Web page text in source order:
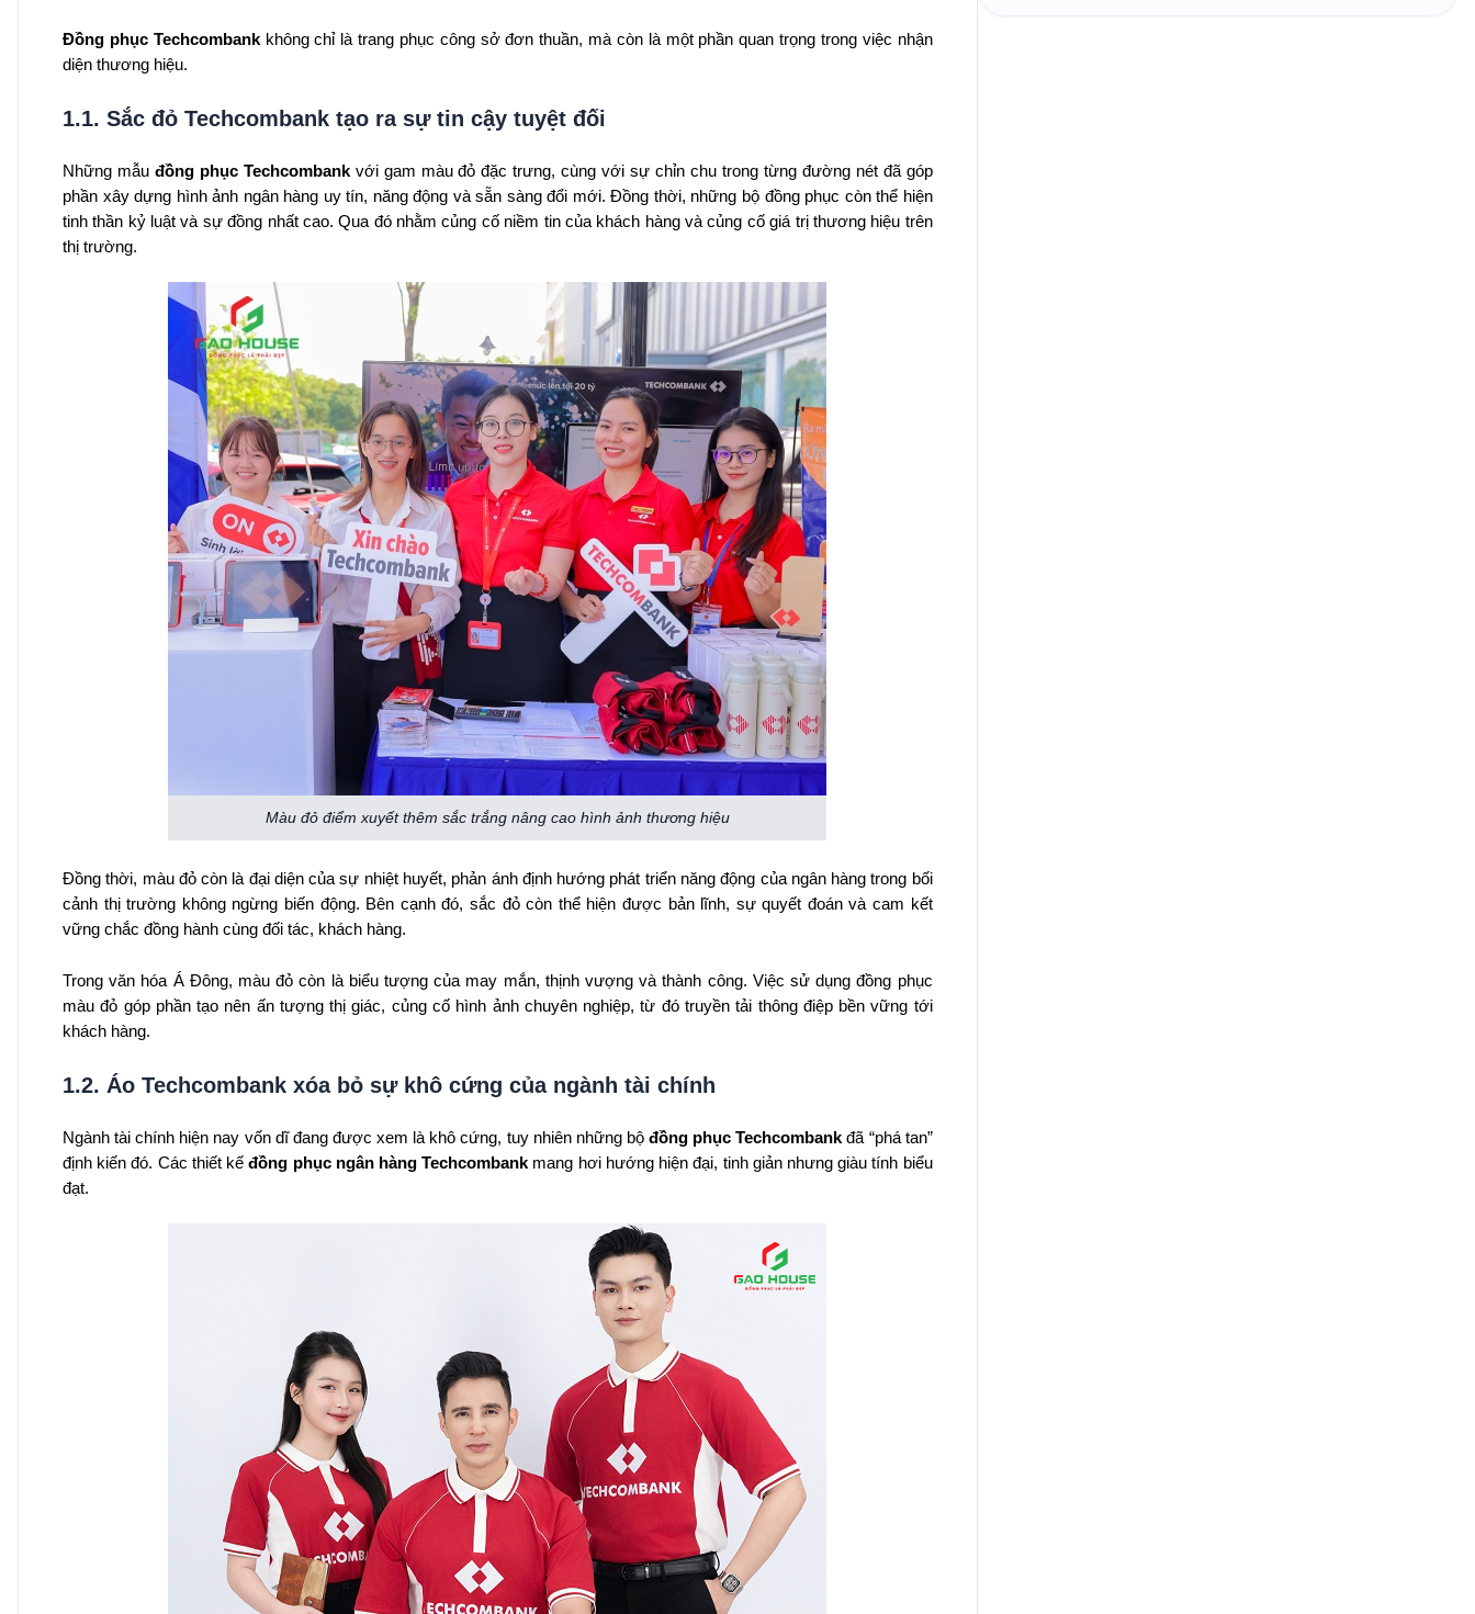
Đồng phục Techcombankkhông chỉ là trang phục công sở đơn thuần, mà còn là một phần quan trọng trong việc nhận
diện thương hiệu.
1.1. Sắc đỏ Techcombank tạo ra sự tin cậy tuyệt đối
Những mẫu đồng phục Techcombankvới gam màu đỏ đặc trưng, cùng với sự chỉn chu trong từng đường nét đã góp
phần xây dựng hình ảnh ngân hàng uy tín, năng động và sẵn sàng đổi mới. Đồng thời, những bộ đồng phục còn thể hiện
tinh thần kỷ luật và sự đồng nhất cao. Qua đó nhằm củng cố niềm tin của khách hàng và củng cố giá trị thương hiệu trên
thị trường.
Màu đỏ điểm xuyết thêm sắc trắng nâng cao hình ảnh thương hiệu
Đồng thời, màu đỏ còn là đại diện của sự nhiệt huyết, phản ánh định hướng phát triển năng động của ngân hàng trong bối
cảnh thị trường không ngừng biến động. Bên cạnh đó, sắc đỏ còn thể hiện được bản lĩnh, sự quyết đoán và cam kết
vững chắc đồng hành cùng đối tác, khách hàng.
Trong văn hóa Á Đông, màu đỏ còn là biểu tượng của may mắn, thịnh vượng và thành công. Việc sử dụng đồng phục
màu đỏ góp phần tạo nên ấn tượng thị giác, củng cố hình ảnh chuyên nghiệp, từ đó truyền tải thông điệp bền vững tới
khách hàng.
1.2. Áo Techcombank xóa bỏ sự khô cứng của ngành tài chính
Ngành tài chính hiện nay vốn dĩ đang được xem là khô cứng, tuy nhiên những bộđồng phục Techcombank đã “phá tan”
định kiến đó. Các thiết kếđồng phục ngân hàng Techcombank mang hơi hướng hiện đại, tinh giản nhưng giàu tính biểu
đạt.